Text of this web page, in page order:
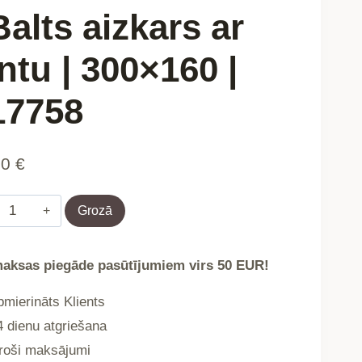
aizkars ar
| 300×160 |
€
B2
TAPE
Grozā
piegāde pasūtījumiem virs 50 EUR!
Klients
dienu atgriešana
maksājumi
717758
daudzums